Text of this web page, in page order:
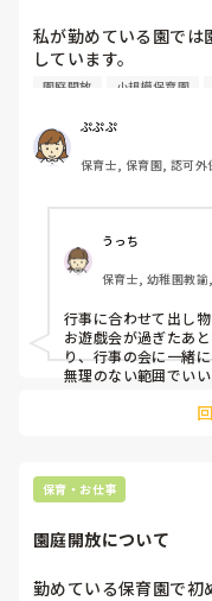
"サービス"としては、
ファミリーサポート
ホームスタート
保健師相談
のような感じです。
いろんな「支援のカ
私が勤めている園では
しています。
しかしあまり園開放
よく見かけるのは園
自由に遊んでいいよ、
く開放できるようなス
なので、親子制作を
すが毎回同じことを
園開放をされたこと
ことしたら保護者に
ものがあれば教えて
します！
園庭開放 小規模保育園
ぷぷぷ
保育士, 保育園, 認可外
うっち
保育士, 幼稚園教
行事に合わせて出し物
お遊戯会が過ぎたあ
り、行事の会に一緒
無理のない範囲でいい
保育・お仕事
園庭開放について
勤めている保育園で初